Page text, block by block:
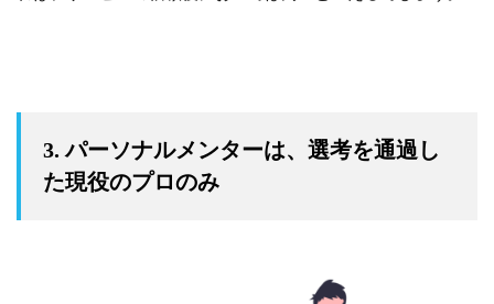
3. パーソナルメンターは、選考を通過し
た現役のプロのみ